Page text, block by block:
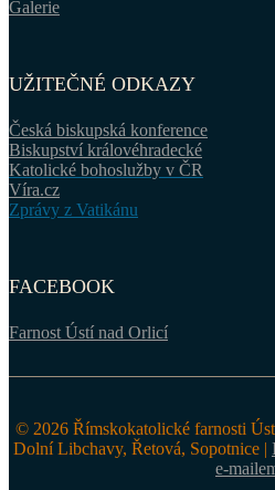
Galerie
UŽITEČNÉ ODKAZY
Česká biskupská konference
Biskupství královéhradecké
Katolické bohoslužby v ČR
Víra.cz
Zprávy z Vatikánu
FACEBOOK
Farnost Ústí nad Orlicí
© 2026 Římskokatolické farnosti
Dolní Libchavy, Řetová, Sopotnice |
e-